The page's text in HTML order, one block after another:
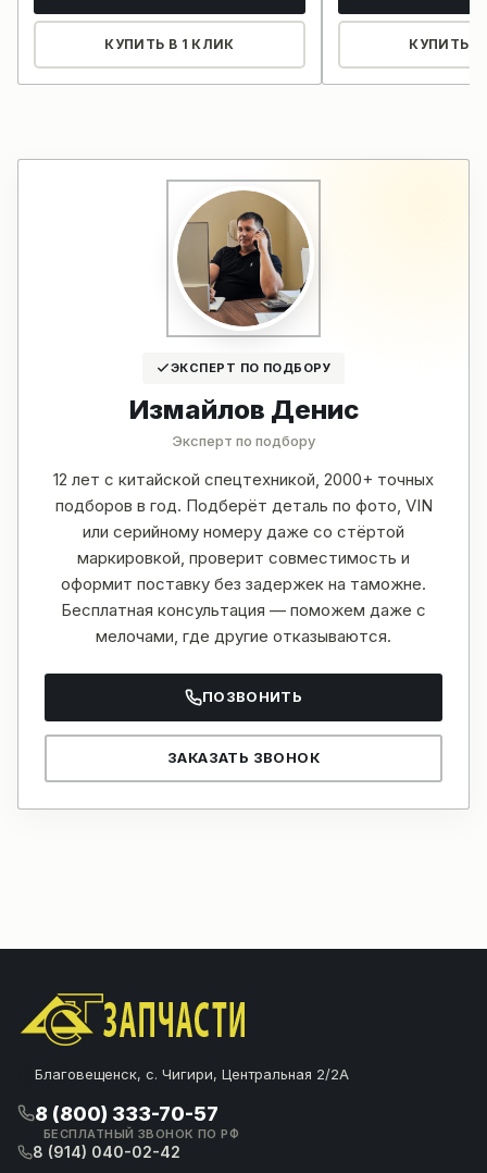
КУПИТЬ В 1 КЛИК КУПИТЬ В
ЭКСПЕРТ ПО ПОДБОРУ
Измайлов Денис
Эксперт по подбору
12 лет с китайской спецтехникой, 2000+ точных
подборов в год. Подберёт деталь по фото, VIN
или серийному номеру даже со стёртой
маркировкой, проверит совместимость и
оформит поставку без задержек на таможне.
Бесплатная консультация — поможем даже с
мелочами, где другие отказываются.
ПОЗВОНИТЬ
ЗАКАЗАТЬ ЗВОНОК
Благовещенск, с. Чигири, Центральная 2/2А
8 (800) 333-70-57
БЕСПЛАТНЫЙ ЗВОНОК ПО РФ
8 (914) 040-02-42